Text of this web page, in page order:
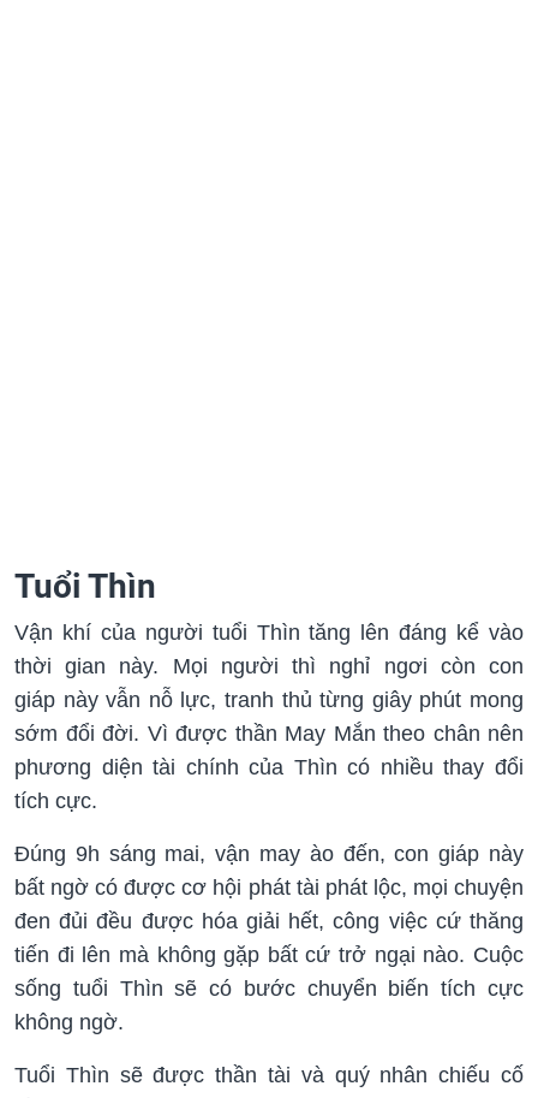
Tuổi Thìn
Vận khí của người tuổi Thìn tăng lên đáng kể vào
thời gian này. Mọi người thì nghỉ ngơi còn con
giáp này vẫn nỗ lực, tranh thủ từng giây phút mong
sớm đổi đời. Vì được thần May Mắn theo chân nên
phương diện tài chính của Thìn có nhiều thay đổi
tích cực.
Đúng 9h sáng mai, vận may ào đến, con giáp này
bất ngờ có được cơ hội phát tài phát lộc, mọi chuyện
đen đủi đều được hóa giải hết, công việc cứ thăng
tiến đi lên mà không gặp bất cứ trở ngại nào. Cuộc
sống tuổi Thìn sẽ có bước chuyển biến tích cực
không ngờ.
Tuổi Thìn sẽ được thần tài và quý nhân chiếu cố